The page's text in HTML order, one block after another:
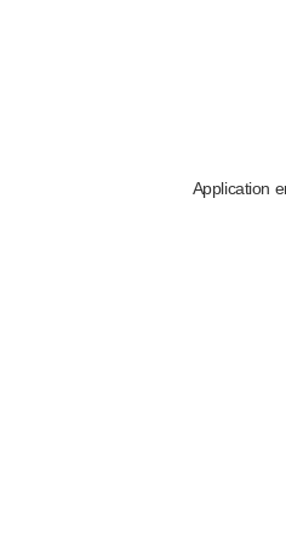
Application